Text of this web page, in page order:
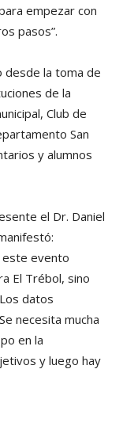
empezar con
pasos”.
desde la toma de
de la
Club de
San
y alumnos
el Dr. Daniel
este evento
El Trébol, sino
datos
necesita mucha
en la
y luego hay